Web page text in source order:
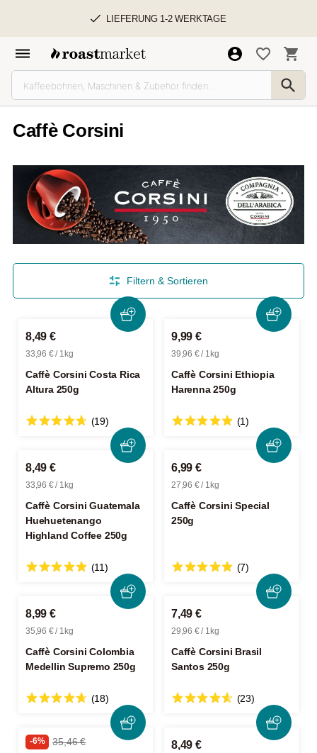
LIEFERUNG 1-2 WERKTAGE
Caffè Corsini
Filtern & Sortieren
8,49 €
33,96 € / 1kg
Caffè Corsini Costa Rica
Altura 250g
(19)
9,99 €
39,96 € / 1kg
Caffè Corsini Ethiopia
Harenna 250g
(1)
8,49 €
33,96 € / 1kg
Caffè Corsini Guatemala
Huehuetenango
Highland Coffee 250g
(11)
6,99 €
27,96 € / 1kg
Caffè Corsini Special
250g
(7)
8,99 €
35,96 € / 1kg
Caffè Corsini Colombia
Medellin Supremo 250g
(18)
7,49 €
29,96 € / 1kg
Caffè Corsini Brasil
Santos 250g
(23)
-6% 35,46 € 8,49 €